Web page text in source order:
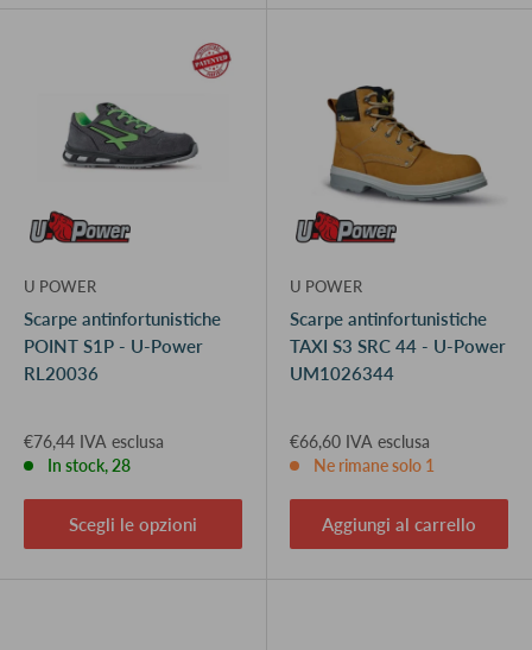
U POWER
Scarpe antinfortunistiche
POINT S1P - U-Power
RL20036
€76,44 IVA esclusa
In stock, 28
Scegli le opzioni
U POWER
Scarpe antinfortunistiche
TAXI S3 SRC 44 - U-Power
UM1026344
€66,60 IVA esclusa
Ne rimane solo 1
Aggiungi al carrello